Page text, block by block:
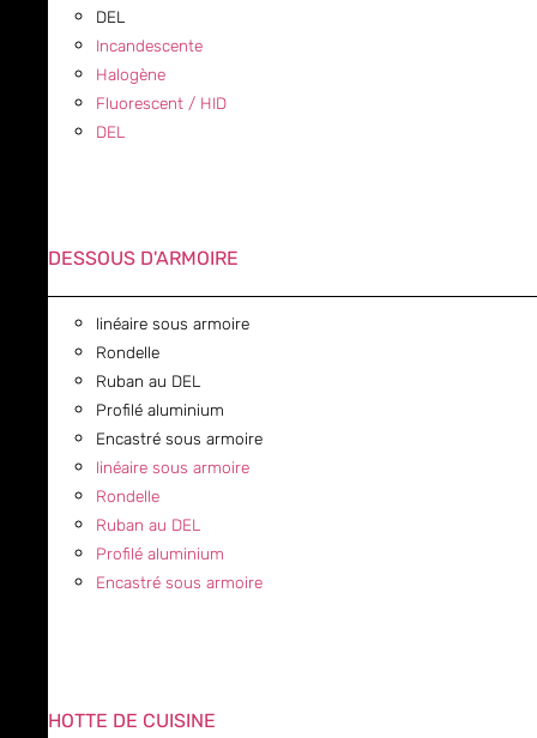
DEL
Incandescente
Halogène
Fluorescent / HID
DEL
DESSOUS D'ARMOIRE
linéaire sous armoire
Rondelle
Ruban au DEL
Profilé aluminium
Encastré sous armoire
linéaire sous armoire
Rondelle
Ruban au DEL
Profilé aluminium
Encastré sous armoire
HOTTE DE CUISINE